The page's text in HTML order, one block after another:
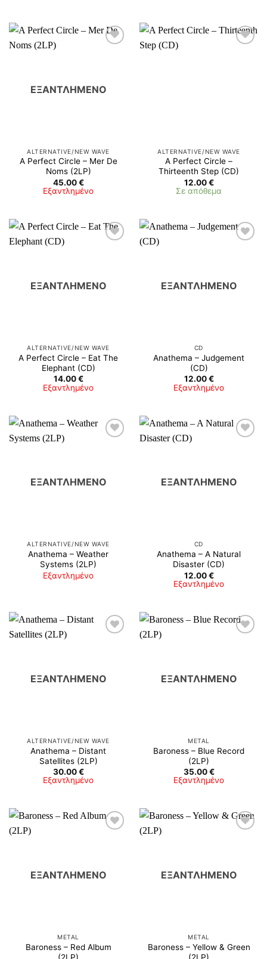
ΕΞΑΝΤΛΗΜΈΝΟ
ALTERNATIVE/NEW WAVE
A Perfect Circle – Mer De
Noms (2LP)
45.00€
Εξαντλημένο
ALTERNATIVE/NEW WAVE
A Perfect Circle ‎–
Thirteenth Step (CD)
12.00€
Σε απόθεμα
ΕΞΑΝΤΛΗΜΈΝΟ
ALTERNATIVE/NEW WAVE
A Perfect Circle – Eat The
Elephant (CD)
14.00€
Εξαντλημένο
ΕΞΑΝΤΛΗΜΈΝΟ
CD
Anathema ‎– Judgement
(CD)
12.00€
Εξαντλημένο
ΕΞΑΝΤΛΗΜΈΝΟ
ALTERNATIVE/NEW WAVE
Anathema ‎– Weather
Systems (2LP)
Εξαντλημένο
ΕΞΑΝΤΛΗΜΈΝΟ
CD
Anathema – A Natural
Disaster (CD)
12.00€
Εξαντλημένο
ΕΞΑΝΤΛΗΜΈΝΟ
ALTERNATIVE/NEW WAVE
Anathema – Distant
Satellites (2LP)
30.00€
Εξαντλημένο
ΕΞΑΝΤΛΗΜΈΝΟ
METAL
Baroness – Blue Record
(2LP)
35.00€
Εξαντλημένο
ΕΞΑΝΤΛΗΜΈΝΟ
METAL
Baroness – Red Album
ΕΞΑΝΤΛΗΜΈΝΟ
METAL
Baroness – Yellow & Green